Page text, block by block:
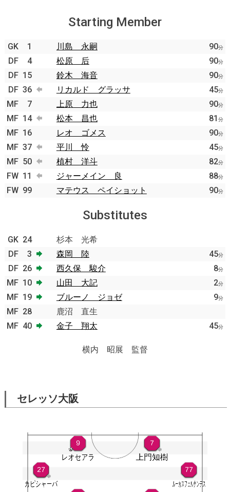
Starting Member
GK 1 川島 永嗣 90分
DF 4 松原 后 90分
DF 15 鈴木 海音 90分
DF 36 リカルド グラッサ 45分
MF 7 上原 力也 90分
MF 14 松本 昌也 81 分
MF 16 レオ ゴメス 90分
MF 37 平川 怜 45分
MF 50 植村 洋斗 82分
FW 11 ジャーメイン 良 88分
FW 99 マテウス ペイショット 90分
Substitutes
GK 24
杉本 光希
DF
3 森岡 陸 45分
DF 26 西久保 駿介 8分
MF 10 山田 大記 2分
MF 19 ブルーノ ジョゼ 9分
MF 28
鹿沼 直生
MF 40 金子 翔太 45分
横内 昭展 監督
セレッソ大阪